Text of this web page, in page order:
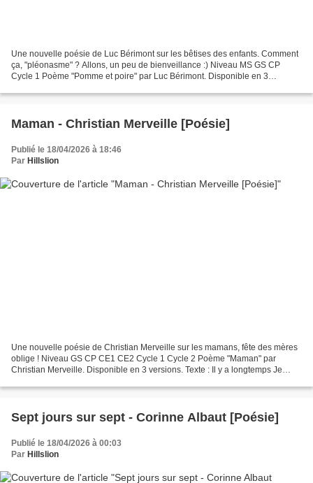
Une nouvelle poésie de Luc Bérimont sur les bêtises des enfants. Comment
ça, "pléonasme" ? Allons, un peu de bienveillance :) Niveau MS GS CP
Cycle 1 Poème "Pomme et poire" par Luc Bérimont. Disponible en 3
Maman - Christian Merveille [Poésie]
Publié le 18/04/2026 à 18:46
Par Hillslion
Une nouvelle poésie de Christian Merveille sur les mamans, fête des mères
oblige ! Niveau GS CP CE1 CE2 Cycle 1 Cycle 2 Poème "Maman" par
Christian Merveille. Disponible en 3 versions. Texte : Il y a longtemps Je
Sept jours sur sept - Corinne Albaut [Poésie]
Publié le 18/04/2026 à 00:03
Par Hillslion